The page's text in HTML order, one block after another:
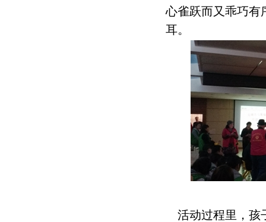
心雀跃而又乖巧有
耳。
活动过程里，孩